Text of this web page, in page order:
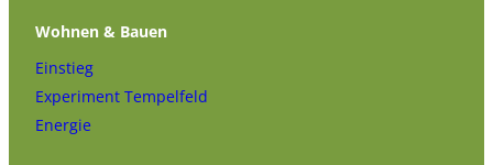
Wohnen & Bauen
Einstieg
Experiment Tempelfeld
Energie